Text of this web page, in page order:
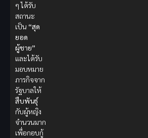
ๆ ได้รับ
สถานะ
เป็น “สุด
ยอด
ผู้ชาย”
และได้รับ
มอบหมาย
ภารกิจจาก
รัฐบาลให้
สืบพันธุ์
กับผู้หญิง
จำนวนมาก
เพื่อกอบกู้